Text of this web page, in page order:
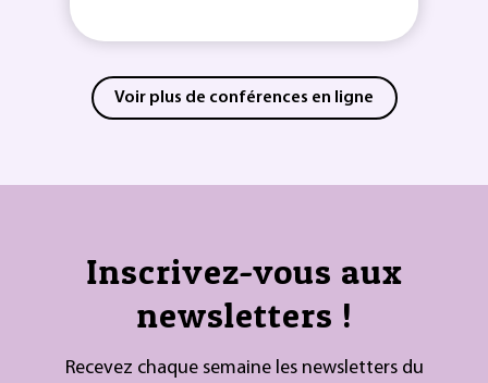
Voir plus de conférences en ligne
Inscrivez-vous aux
newsletters !
Recevez chaque semaine les newsletters du